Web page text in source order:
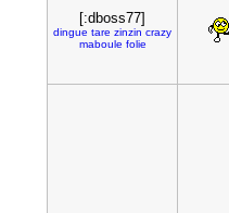
[:dboss77]
dingue tare zinzin crazy
maboule folie